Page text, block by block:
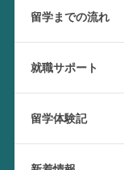
留学までの流れ
就職サポート
留学体験記